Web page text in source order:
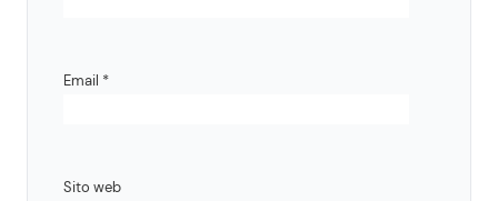
Email *
Sito web